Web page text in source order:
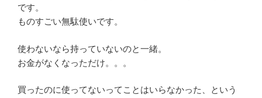
です。
ものすごい無駄使いです。
使わないなら持っていないのと一緒。
お金がなくなっただけ。。。
買ったのに使ってないってことはいらなかった、という